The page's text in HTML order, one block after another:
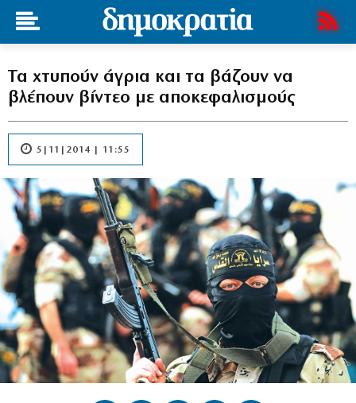
Τα χτυπούν άγρια και τα βάζουν να
βλέπουν βίντεο με αποκεφαλισμούς
5|11|2014 | 11:55